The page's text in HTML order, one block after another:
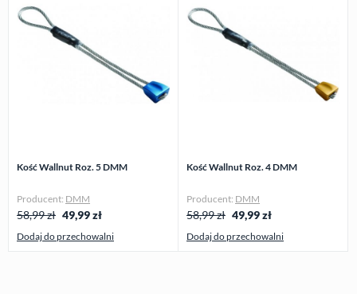
Kość Wallnut Roz. 5 DMM
Producent: DMM
58,99 zł 49,99zł
Dodaj do przechowalni
Kość Wallnut Roz. 4 DMM
Producent: DMM
58,99 zł 49,99zł
Dodaj do przechowalni